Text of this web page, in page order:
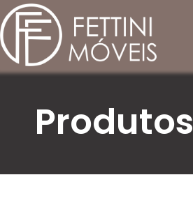
Produtos
Categorias
Todas
Balanços
Bistrô